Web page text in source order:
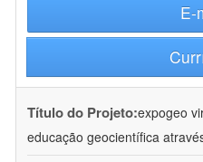
E-
Título do Projeto:expogeo
educação geocientífica